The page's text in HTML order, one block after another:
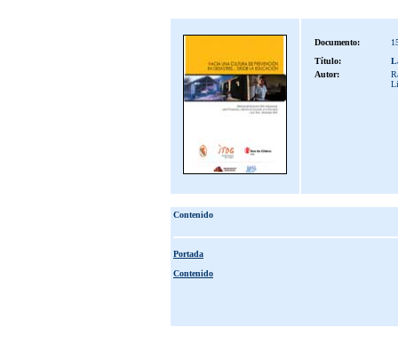
Documento:
Título:
Autor:
Contenido
Portada
Contenido